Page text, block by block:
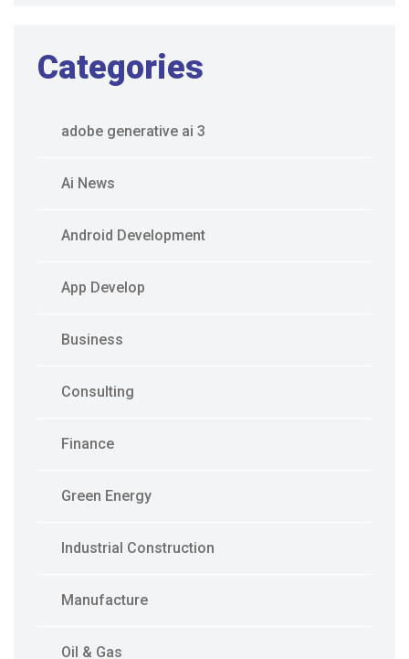
Categories
adobe generative ai 3
Ai News
Android Development
App Develop
Business
Consulting
Finance
Green Energy
Industrial Construction
Manufacture
Oil & Gas